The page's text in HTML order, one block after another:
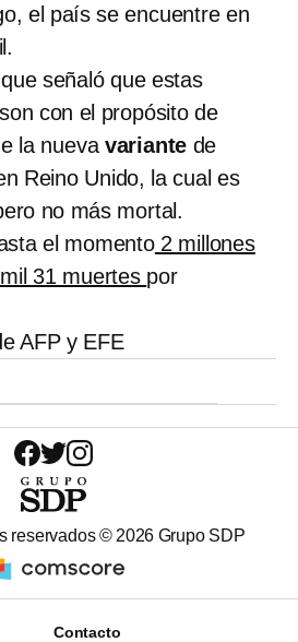
el país se encuentre en
señaló que estas
con el propósito de
la nueva variante de
Reino Unido, la cual es
no más mortal.
el momento2 millones
31 muertes por
AFP y EFE
reservados © 2026 Grupo SDP
Contacto